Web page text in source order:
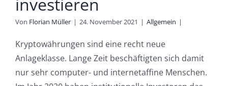
investieren
Von Florian Müller | 24. November 2021 | Allgemein |
Kryptowährungen sind eine recht neue
Anlageklasse. Lange Zeit beschäftigten sich damit
nur sehr computer- und internetaffine Menschen.